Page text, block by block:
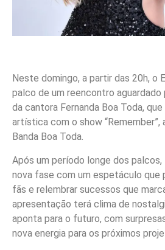
Neste domingo, a partir das 20h, o
palco de um reencontro
da cantora Fernanda Boa Toda,
artística com o show “Remember”,
Banda Boa Toda.
Após um período longe dos palcos,
nova fase com um espetáculo que
fãs e relembrar sucessos que
apresentação terá clima de
aponta para o futuro, com
nova energia para os próximos